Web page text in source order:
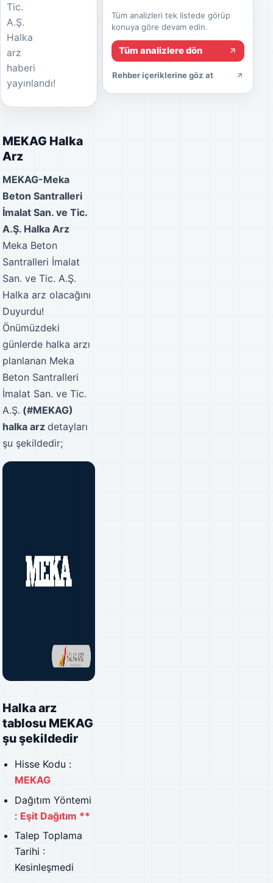
Tic.
A.Ş.
Halka
arz
haberi
yayınlandı!
MEKAG Halka
Arz
MEKAG-Meka
Beton Santralleri
İmalat San. ve Tic.
A.Ş. Halka Arz
Meka Beton
Santralleri İmalat
San. ve Tic. A.Ş.
Halka arz olacağını
Duyurdu!
Önümüzdeki
günlerde halka arzı
planlanan Meka
Beton Santralleri
İmalat San. ve Tic.
A.Ş. (#MEKAG)
halka arz detayları
şu şekildedir;
Halka arz
tablosu MEKAG
şu şekildedir
Hisse Kodu :
MEKAG
Dağıtım Yöntemi
: Eşit Dağıtım **
Talep Toplama
Tarihi :
Kesinleşmedi
Tüm analizleri tek listede görüp
konuya göre devam edin.
Tüm analizlere dön
Rehber içeriklerine göz at